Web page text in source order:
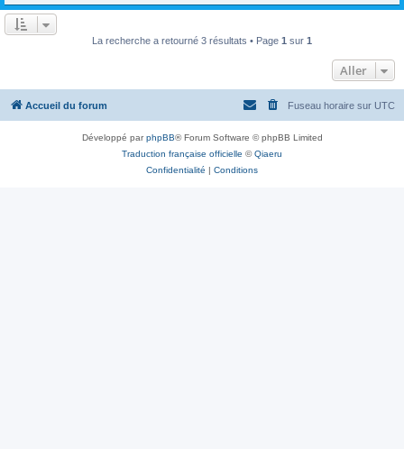
La recherche a retourné 3 résultats • Page 1 sur 1
Aller
Accueil du forum Fuseau horaire sur UTC
Développé parphpBB® Forum Software © phpBB Limited
Traduction française officielle ©Qiaeru
Confidentialité | Conditions